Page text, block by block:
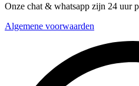
Onze chat & whatsapp zijn 24 uur
Algemene voorwaarden